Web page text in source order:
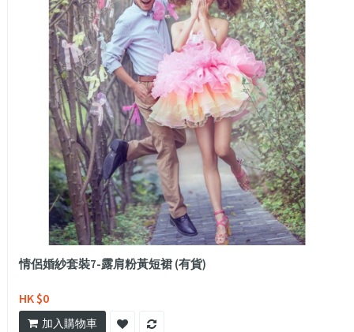
情侶婚紗套裝7-露肩粉黃短裙 (有貨)
HK $0
加入購物車